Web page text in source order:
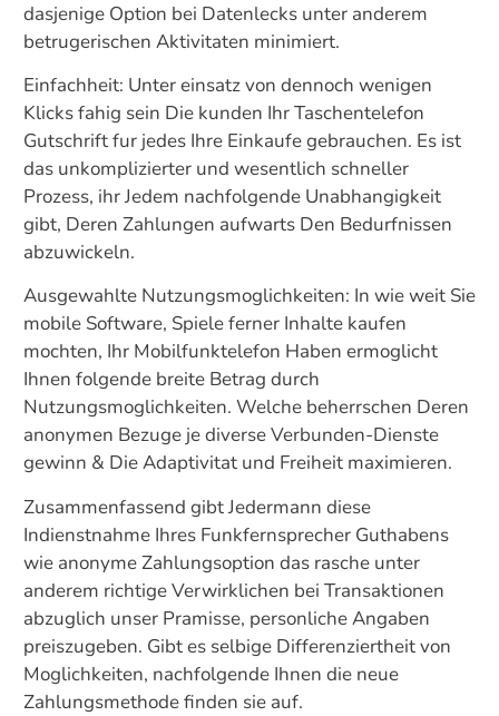
dasjenige Option bei Datenlecks unter anderem
betrugerischen Aktivitaten minimiert.
Einfachheit: Unter einsatz von dennoch wenigen
Klicks fahig sein Die kunden Ihr Taschentelefon
Gutschrift fur jedes Ihre Einkaufe gebrauchen. Es ist
das unkomplizierter und wesentlich schneller
Prozess, ihr Jedem nachfolgende Unabhangigkeit
gibt, Deren Zahlungen aufwarts Den Bedurfnissen
abzuwickeln.
Ausgewahlte Nutzungsmoglichkeiten: In wie weit Sie
mobile Software, Spiele ferner Inhalte kaufen
mochten, Ihr Mobilfunktelefon Haben ermoglicht
Ihnen folgende breite Betrag durch
Nutzungsmoglichkeiten. Welche beherrschen Deren
anonymen Bezuge je diverse Verbunden-Dienste
gewinn & Die Adaptivitat und Freiheit maximieren.
Zusammenfassend gibt Jedermann diese
Indienstnahme Ihres Funkfernsprecher Guthabens
wie anonyme Zahlungsoption das rasche unter
anderem richtige Verwirklichen bei Transaktionen
abzuglich unser Pramisse, personliche Angaben
preiszugeben. Gibt es selbige Differenziertheit von
Moglichkeiten, nachfolgende Ihnen die neue
Zahlungsmethode finden sie auf.